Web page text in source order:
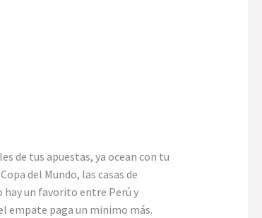
de tus apuestas, ya ocean con tu
del Mundo, las casas de
hay un favorito entre Perú y
empate paga un minimo más.